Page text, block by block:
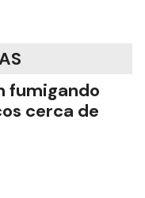
fumigando
cerca de